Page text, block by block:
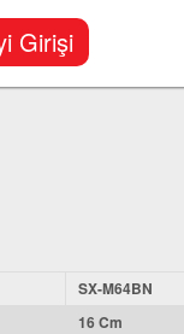
Girişi
SX-M64BN
16 Cm